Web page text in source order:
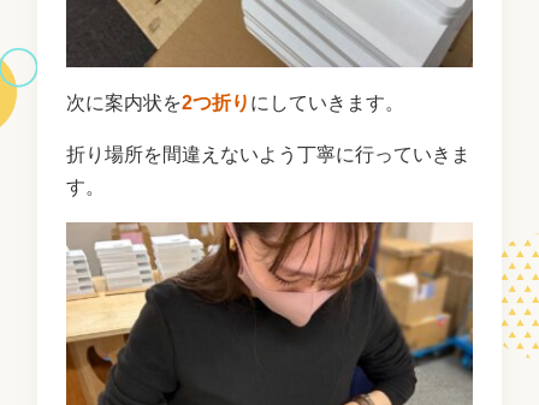
次に案内状を2つ折り にしていきます。
折り場所を間違えないよう丁寧に行っていきま
す。